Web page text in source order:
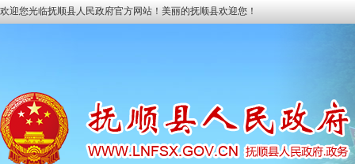
欢迎您光临抚顺县人民政府官方网站！美丽的抚顺县欢迎您！